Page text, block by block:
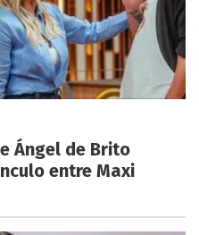
Ángel de Brito
entre Maxi